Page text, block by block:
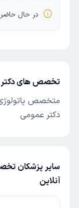
در حال
تخصص های دکتر
متخصص
دکتر عمومی
سایر پزشکان
آنلاین